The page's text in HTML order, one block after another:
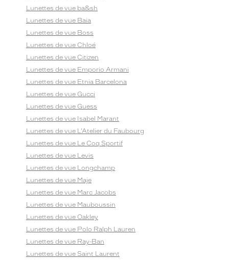
Lunettes de vue ba&sh
Lunettes de vue Baia
Lunettes de vue Boss
Lunettes de vue Chloé
Lunettes de vue Citizen
Lunettes de vue Emporio Armani
Lunettes de vue Etnia Barcelona
Lunettes de vue Gucci
Lunettes de vue Guess
Lunettes de vue Isabel Marant
Lunettes de vue L'Atelier du Faubourg
Lunettes de vue Le Coq Sportif
Lunettes de vue Levis
Lunettes de vue Longchamp
Lunettes de vue Maje
Lunettes de vue Marc Jacobs
Lunettes de vue Mauboussin
Lunettes de vue Oakley
Lunettes de vue Polo Ralph Lauren
Lunettes de vue Ray-Ban
Lunettes de vue Saint Laurent